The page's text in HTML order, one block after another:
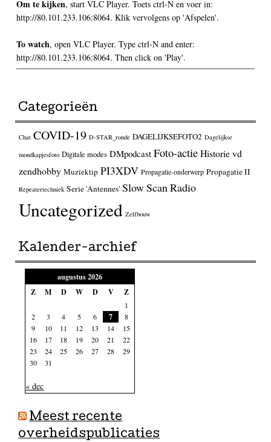
Om te kijken, start VLC Player. Toets ctrl-N en voer in:
http://80.101.233.106:8064. Klik vervolgens op 'Afspelen'.
To watch, open VLC Player. Type ctrl-N and enter:
http://80.101.233.106:8064. Then click on 'Play'.
Categorieën
Chat COVID-19 D-STAR_ronde DAGELIJKSEFOTO2 Dagelijkse
mondkapjesfoto Digitale modes DMpodcast Foto-actieHistorie vd
zendhobby Muziektip PI3XDV Propagatie-onderwerp Propagatie II
Repeatertechniek Serie 'Antennes' Slow Scan Radio
Uncategorized Zelfbouw
Kalender-archief
augustus 2026
Z
M D W D V Z
1
2
3 4 5 6 7
8
9
10 11 12 13 14
15
16
17 18 19 20 21
22
23
24 25 26 27 28
29
30
31
« dec
Meest recente
overheidspublicaties